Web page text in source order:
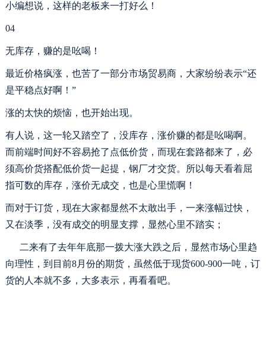
小编想说，这样的老板来一打好么！
04
无库存，赚的是吆喝！
最近价格疯涨，也苦了一部分市场贸易商，大家纷纷表示“还
是平稳点好啊！”
涨的太快的烦恼，也开始出现。
有人说，这一轮又踏空了，没库存，涨价赚的都是吆喝啊。
而前端时间好不容易抢了点低价货，而现在套路都来了，必
须高价货搭配低价货一起提，钢厂才交货。所以每天看着屈
指可数的库存，涨价无成交，也是心里慌啊！
而对于订货，现在大家都显然不太敢出手，一来涨幅过快，
又在淡季，没有成交的明显支撑，显然心里不踏实；
二来有了去年年底那一拨大涨大跌之后，显然市场心里趋
向理性，到目前8月份的期货，虽然低于现货600-900一吨，订
货的人本就不多，大多表示，再看看吧。